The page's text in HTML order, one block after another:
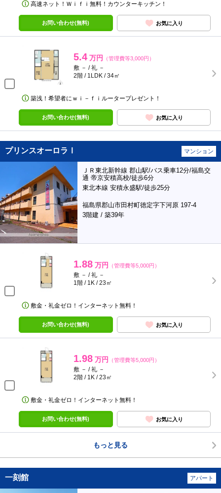
高速ネット！Ｗｉｆｉ無料！カウンターキッチン！
お問い合わせ(無料) お気に入り
5.4 万円 （管理費等3,000円）
敷 － / 礼 －
2階 / 1LDK / 34㎡
築浅！希望者にｗｉ－ｆｉルータープレゼント！
お問い合わせ(無料) お気に入り
プリンスオーロラⅠ マンション
ＪＲ東北新幹線 郡山駅/バス乗車12分/福島交
通 帝京安積高校/徒歩6分
東北本線 安積永盛駅/徒歩25分
福島県郡山市田村町徳定字下河原 197-4
3階建 / 築39年
1.88 万円 （管理費等5,000円）
敷 － / 礼 －
1階 / 1K / 23㎡
敷金・礼金ゼロ！インターネット無料！
お問い合わせ(無料) お気に入り
1.98 万円 （管理費等5,000円）
敷 － / 礼 －
2階 / 1K / 23㎡
敷金・礼金ゼロ！インターネット無料！
お問い合わせ(無料) お気に入り
もっと見る
一刻館 アパート